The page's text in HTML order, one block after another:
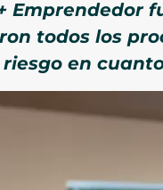
Emprendedor
todos los
en